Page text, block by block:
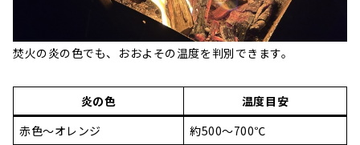
焚火の炎の色でも、おおよその温度を判別できます。
炎の色
温度目安
赤色～オレンジ
約500～700℃